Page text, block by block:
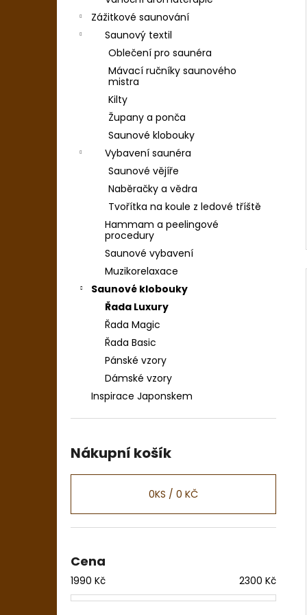
Zážitkové saunování
Saunový textil
Oblečení pro saunéra
Mávací ručníky saunového
mistra
Kilty
Župany a ponča
Saunové klobouky
Vybavení saunéra
Saunové vějíře
Naběračky a vědra
Tvořítka na koule z ledové tříště
Hammam a peelingové
procedury
Saunové vybavení
Muzikorelaxace
Saunové klobouky
Řada Luxury
Řada Magic
Řada Basic
Pánské vzory
Dámské vzory
Inspirace Japonskem
Nákupní košík
0KS / 0 KČ
Cena
1990 Kč 2300 Kč